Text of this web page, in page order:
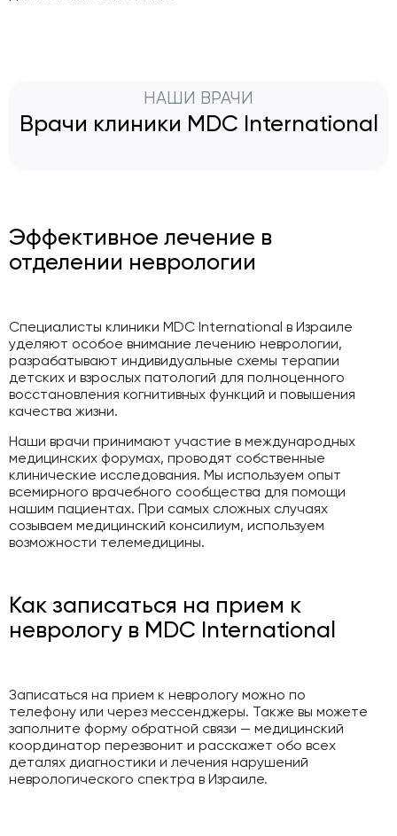
НАШИ ВРАЧИ
Врачи клиники MDC International
Эффективное лечение в
отделении неврологии
Специалисты клиники MDC International в Израиле
уделяют особое внимание лечению неврологии,
разрабатывают индивидуальные схемы терапии
детских и взрослых патологий для полноценного
восстановления когнитивных функций и повышения
качества жизни.
Наши врачи принимают участие в международных
медицинских форумах, проводят собственные
клинические исследования. Мы используем опыт
всемирного врачебного сообщества для помощи
нашим пациентах. При самых сложных случаях
созываем медицинский консилиум, используем
возможности телемедицины.
Как записаться на прием к
неврологу в MDC International
Записаться на прием к неврологу можно по
телефону или через мессенджеры. Также вы можете
заполните форму обратной связи — медицинский
координатор перезвонит и расскажет обо всех
деталях диагностики и лечения нарушений
неврологического спектра в Израиле.